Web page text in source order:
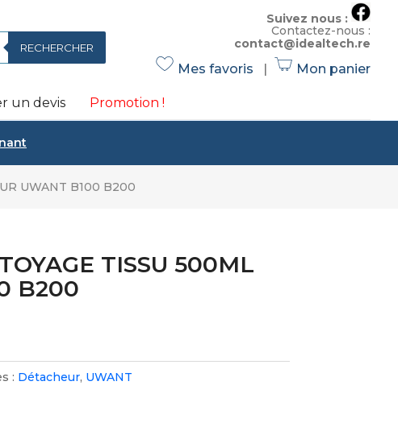
RECHERCHER
Suivez nous :
Contactez-nous :
contact@idealtech.re
e
ar
ic
Mes favoris
o
ic
Mon panier
un devis Promotion !
UWANT B100 B200
TISSU 500ML
B200
: Détacheur, UWANT